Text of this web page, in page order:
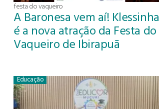
festa do vaqueiro
A Baronesa vem aí! Klessinha
é a nova atração da Festa do
Vaqueiro de Ibirapuã
Educação